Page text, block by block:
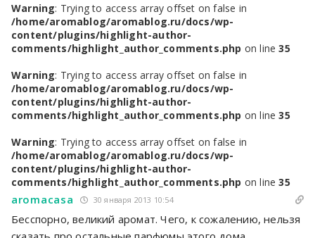
Warning: Trying to access array offset on false in
/home/aromablog/aromablog.ru/docs/wp-
content/plugins/highlight-author-
comments/highlight_author_comments.php on line35
Warning: Trying to access array offset on false in
/home/aromablog/aromablog.ru/docs/wp-
content/plugins/highlight-author-
comments/highlight_author_comments.php on line35
Warning: Trying to access array offset on false in
/home/aromablog/aromablog.ru/docs/wp-
content/plugins/highlight-author-
comments/highlight_author_comments.php on line35
aromacasa 30 января 2013 10:54
Бесспорно, великий аромат. Чего, к сожалению, нельзя